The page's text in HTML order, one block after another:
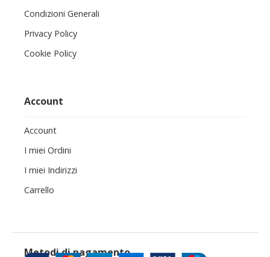
Condizioni Generali
Privacy Policy
Cookie Policy
Account
Account
I miei Ordini
I miei Indirizzi
Carrello
Metodi di pagamento